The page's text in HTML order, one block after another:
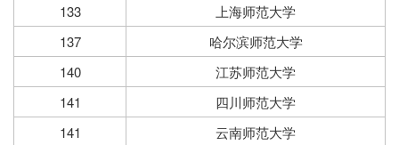
133
上海师范大学
137
哈尔滨师范大学
140
江苏师范大学
141
四川师范大学
141
云南师范大学